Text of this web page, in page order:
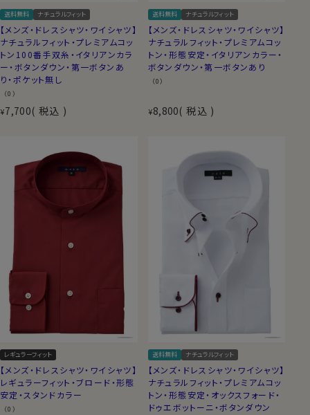
送料無料 ナチュラルフィット
【メンズ・ドレスシャツ・ワイシャツ】
ナチュラルフィット・プレミアムコッ
トン100番手双糸・イタリアンカラ
ー・ボタンダウン・第一ボタンあ
り・ポケット無し
（0）
¥7,700 税込
送料無料 ナチュラルフィット
【メンズ・ドレスシャツ・ワイシャツ】
ナチュラルフィット・プレミアムコッ
トン・形態安定・イタリアンカラー・
ボタンダウン・第一ボタンあり
（0）
¥8,800 税込
レギュラーフィット
【メンズ・ドレスシャツ・ワイシャツ】
レギュラーフィット・ブロード・形態
安定・スタンドカラー
（0）
送料無料 ナチュラルフィット
【メンズ・ドレスシャツ・ワイシャツ】
ナチュラルフィット・プレミアムコッ
トン・形態安定・オックスフォード・
ドゥエボットーニ・ボタンダウン